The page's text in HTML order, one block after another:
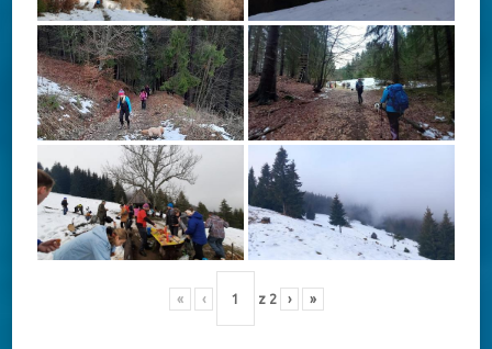
« ‹ z 2 › »